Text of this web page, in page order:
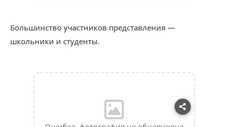
Большинство участников представления —
школьники и студенты.